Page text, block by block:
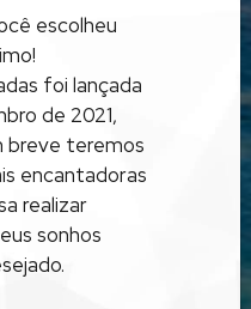
EM
escolheu
foi lançada
de 2021,
teremos
encantadoras
realizar
sonhos